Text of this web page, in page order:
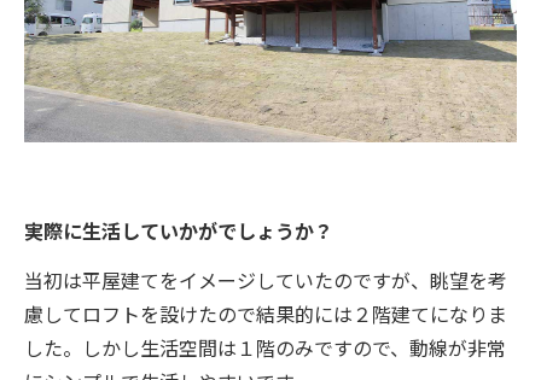
実際に生活していかがでしょうか？
当初は平屋建てをイメージしていたのですが、眺望を考
慮してロフトを設けたので結果的には２階建てになりま
した。しかし生活空間は１階のみですので、動線が非常